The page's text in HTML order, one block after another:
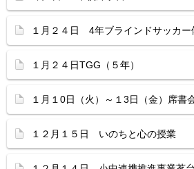
１月２４日 4年ブラインドサッカー
１月２４日TGG（５年）
１月１0日（火）～１3日（金）席書
１２月１５日 いのちと心の授業